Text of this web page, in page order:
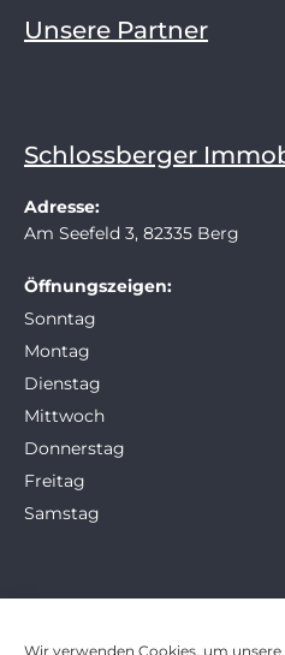
Wir verwenden Cookies, um
Unsere Partner
Schlossberger
Adresse:
Am Seefeld 3, 82335 Berg
Öffnungszeigen:
Sonntag
Montag
Dienstag
Mittwoch
Donnerstag
Freitag
Samstag